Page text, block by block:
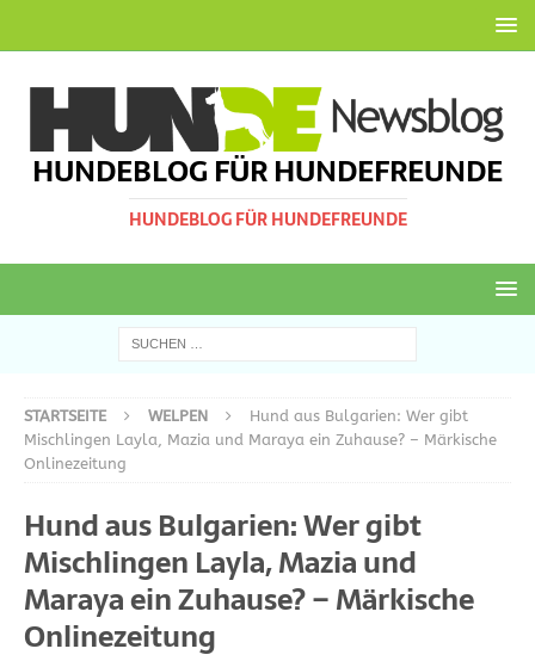
HUNDEBLOG FÜR HUNDEFREUNDE
HUNDEBLOG FÜR HUNDEFREUNDE
STARTSEITE WELPEN
Hund aus Bulgarien: Wer gibt
Mischlingen Layla, Mazia und Maraya ein Zuhause? – Märkische
Onlinezeitung
Hund aus Bulgarien: Wer gibt
Mischlingen Layla, Mazia und
Maraya ein Zuhause? – Märkische
Onlinezeitung